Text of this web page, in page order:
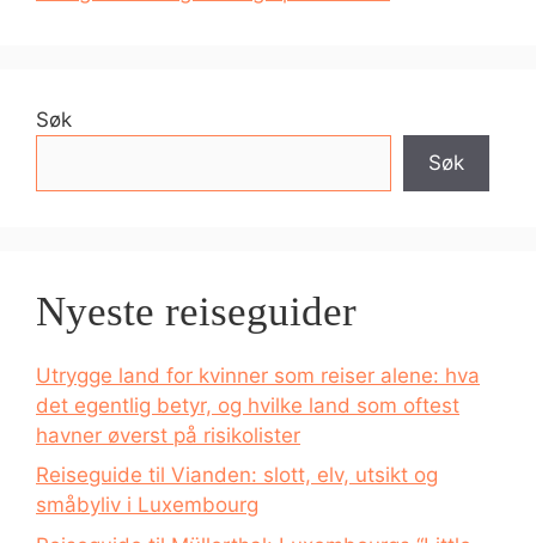
Søk
Søk
Nyeste reiseguider
Utrygge land for kvinner som reiser alene: hva
det egentlig betyr, og hvilke land som oftest
havner øverst på risikolister
Reiseguide til Vianden: slott, elv, utsikt og
småbyliv i Luxembourg